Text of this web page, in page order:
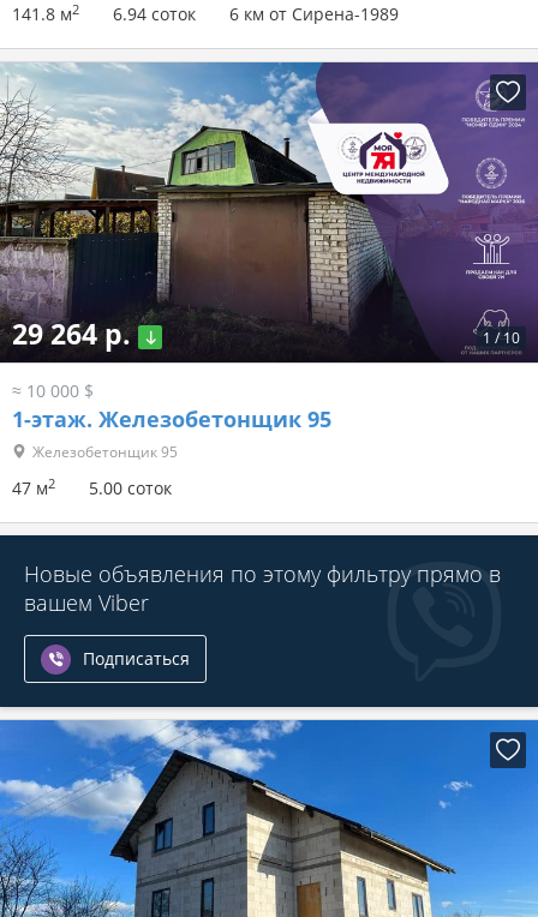
141.8 м2 6.94 соток 6 км от Сирена-1989
1 / 10
29 264 р.
≈ 10 000 $
1-этаж. Железобетонщик 95
Железобетонщик 95
47 м2 5.00 соток
Новые объявления по этому фильтру прямо в
вашем Viber
Подписаться